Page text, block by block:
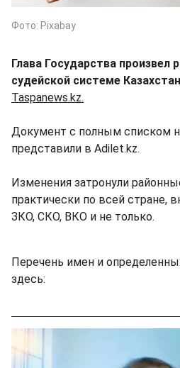
Фото: Pixabay
Глава Государства произвел
судейской системе
Taspanews.kz.
Документ с полным списком
представили в Adilet.kz.
Изменения затронули
практически по всей стране,
ЗКО, СКО, ВКО и не только.
Перечень имен и
здесь: